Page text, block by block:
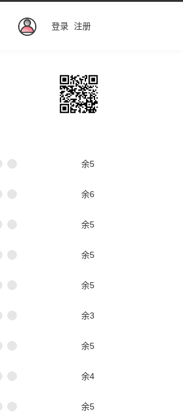
登录 注册
余5
余6
余5
余5
余5
余3
余5
余4
余5